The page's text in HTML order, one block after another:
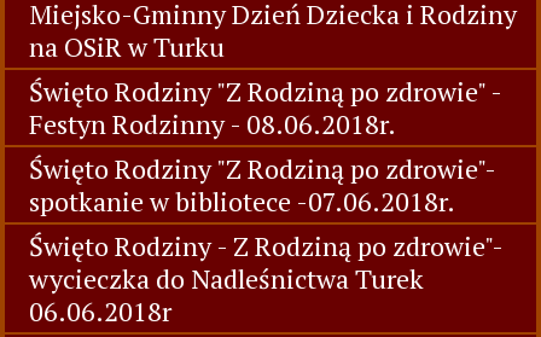
Miejsko-Gminny Dzień Dziecka i Rodziny
na OSiR w Turku
Święto Rodziny "Z Rodziną po zdrowie" -
Festyn Rodzinny - 08.06.2018r.
Święto Rodziny "Z Rodziną po zdrowie"-
spotkanie w bibliotece -07.06.2018r.
Święto Rodziny - Z Rodziną po zdrowie"-
wycieczka do Nadleśnictwa Turek
06.06.2018r